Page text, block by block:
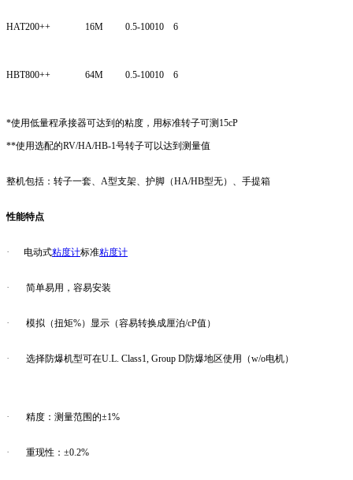
HAT200++ 16M 0.5-10010 6
HBT800++ 64M 0.5-10010 6
*使用低量程承接器可达到的粘度，用标准转子可测15cP
**使用选配的RV/HA/HB-1号转子可以达到测量值
整机包括：转子一套、A型支架、护脚（HA/HB型无）、手提箱
性能特点
· 电动式粘度计标准粘度计
· 简单易用，容易安装
· 模拟（扭矩%）显示（容易转换成厘泊/cP值）
· 选择防爆机型可在U.L. Class1, Group D防爆地区使用（w/o电机）
· 精度：测量范围的±1%
· 重现性：±0.2%